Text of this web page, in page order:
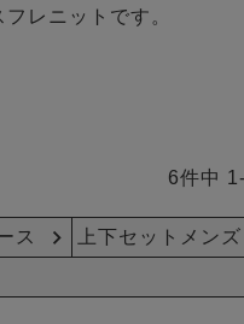
レニットです。
6件中 1-
ス
上下セットメンズ